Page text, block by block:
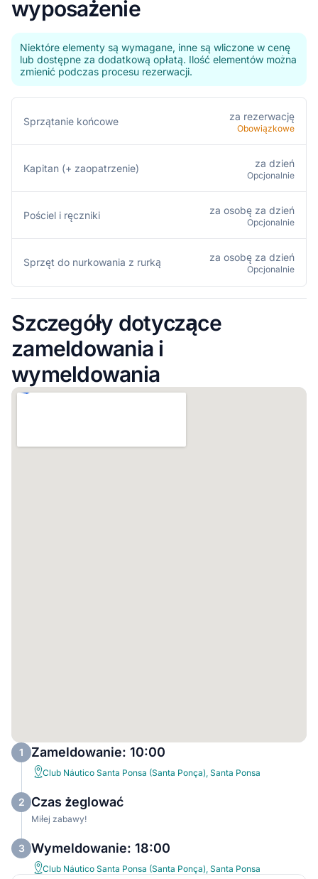
wyposażenie
Niektóre elementy są wymagane, inne są wliczone w cenę
lub dostępne za dodatkową opłatą. Ilość elementów można
zmienić podczas procesu rezerwacji.
Sprzątanie końcowe za rezerwację
Obowiązkowe
Kapitan (+ zaopatrzenie) za dzień
Opcjonalnie
Pościel i ręczniki za osobę za dzień
Opcjonalnie
Sprzęt do nurkowania z rurką za osobę za dzień
Opcjonalnie
Szczegóły dotyczące
zameldowania i
wymeldowania
1 Zameldowanie: 10:00
Club Náutico Santa Ponsa (Santa Ponça), Santa Ponsa
2 Czas żeglować
Miłej zabawy!
3 Wymeldowanie: 18:00
Club Náutico Santa Ponsa (Santa Ponça), Santa Ponsa